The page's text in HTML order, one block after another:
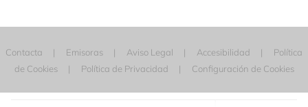
Contacta Emisoras Aviso Legal Accesibilidad
Política
de Cookies
Política de Privacidad Configuración de Cookies